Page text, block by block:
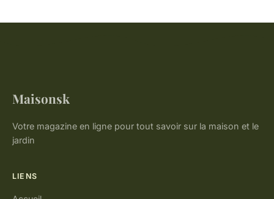
Maisonsk
Votre magazine en ligne pour tout savoir sur la maison et le
jardin
LIENS